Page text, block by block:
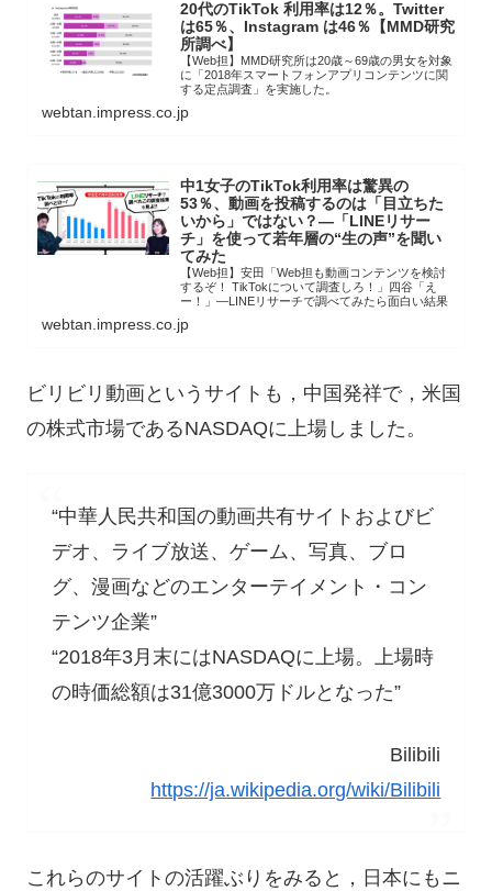
20代のTikTok 利用率は12％。Twitter
は65％、Instagram は46％【MMD研究
所調べ】
【Web担】MMD研究所は20歳～69歳の男女を対象
に「2018年スマートフォンアプリコンテンツに関
する定点調査」を実施した。
webtan.impress.co.jp
中1女子のTikTok利用率は驚異の
53％、動画を投稿するのは「目立ちた
いから」ではない？―「LINEリサー
チ」を使って若年層の“生の声”を聞い
てみた
【Web担】安田「Web担も動画コンテンツを検討
するぞ！ TikTokについて調査しろ！」四谷「え
ー！」―LINEリサーチで調べてみたら面白い結果
webtan.impress.co.jp
ビリビリ動画というサイトも，中国発祥で，米国
の株式市場であるNASDAQに上場しました。
“中華人民共和国の動画共有サイトおよびビ
デオ、ライブ放送、ゲーム、写真、ブロ
グ、漫画などのエンターテイメント・コン
テンツ企業”
“2018年3月末にはNASDAQに上場。上場時
の時価総額は31億3000万ドルとなった”
Bilibili
https://ja.wikipedia.org/wiki/Bilibili
これらのサイトの活躍ぶりをみると，日本にもニ